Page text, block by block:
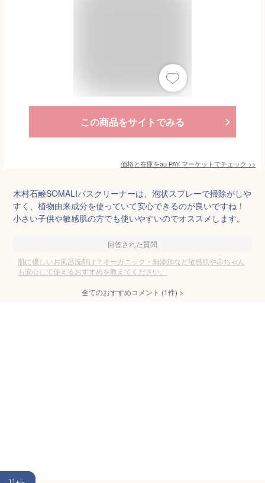
この商品をサイトでみる
価格と在庫をau PAY マーケットでチェック >>
木村石鹸SOMALIバスクリーナーは、泡状スプレーで掃除がしや
すく、植物由来成分を使っていて安心できるのが良いですね！
小さい子供や敏感肌の方でも使いやすいのでオススメします。
回答された質問
肌に優しいお風呂洗剤は？オーガニック・無添加など敏感肌や赤ちゃん
も安心して使えるおすすめを教えてください。
全てのおすすめコメント (1件) >